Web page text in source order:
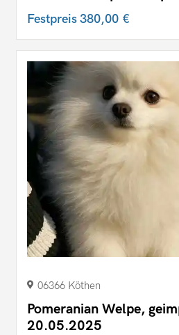
Festpreis380,00 €
06366 Köthen
Pomeranian Welpe,
20.05.2025